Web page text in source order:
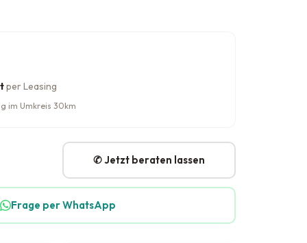
per Leasing
im Umkreis 30km
✆ Jetzt beraten lassen
Frage per WhatsApp